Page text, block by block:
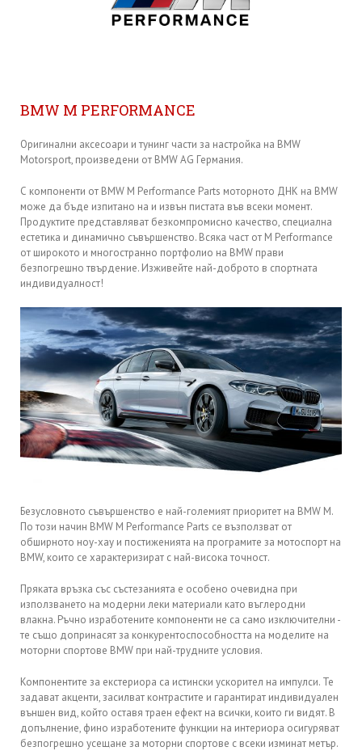
BMW M PERFORMANCE
Оригинални аксесоари и тунинг части за настройка на BMW
Motorsport, произведени от BMW AG Германия.
С компоненти от BMW M Performance Parts моторното ДНК на BMW
може да бъде изпитано на и извън пистата във всеки момент.
Продуктите представляват безкомпромисно качество, специална
естетика и динамично съвършенство. Всяка част от M Performance
от широкото и многостранно портфолио на BMW прави
безпогрешно твърдение. Изживейте най-доброто в спортната
индивидуалност!
Безусловното съвършенство е най-големият приоритет на BMW M.
По този начин BMW M Performance Parts се възползват от
обширното ноу-хау и постиженията на програмите за мотоспорт на
BMW, които се характеризират с най-висока точност.
Пряката връзка със състезанията е особено очевидна при
използването на модерни леки материали като въглеродни
влакна. Ръчно изработените компоненти не са само изключителни -
те също допринасят за конкурентоспособността на моделите на
моторни спортове BMW при най-трудните условия.
Компонентите за екстериора са истински ускорител на импулси. Те
задават акценти, засилват контрастите и гарантират индивидуален
външен вид, който оставя траен ефект на всички, които ги видят. В
допълнение, фино изработените функции на интериора осигуряват
безпогрешно усещане за моторни спортове с всеки изминат метър.